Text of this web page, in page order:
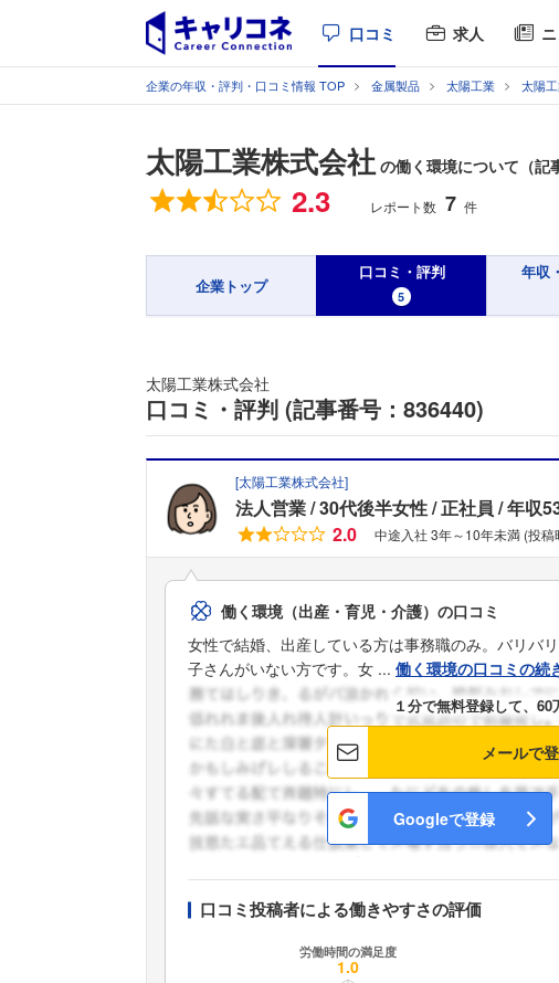
口コミ 求人
企業の年収・評判・口コミ情報 TOP 金属製品 太陽工業 太陽
太陽工業株式会社 の働く環境について（記
総合評価
2.3 レポート数 7 件
企業トップ
口コミ・評判
5
年収
太陽工業株式会社
口コミ・評判 (記事番号：836440)
[太陽工業株式会社]
法人営業 30代後半女性 正社員 年収
2.0
中途入社 3年～10年未満 (投稿
働く環境（出産・育児・介護）の口コミ
女性で結婚、出産している方は事務職のみ。バリバ
子さんがいない方です。女 ... 働く環境の口コミの続
１分で無料登録して、60
メールで
Googleで登録
口コミ投稿者による働きやすさの評価